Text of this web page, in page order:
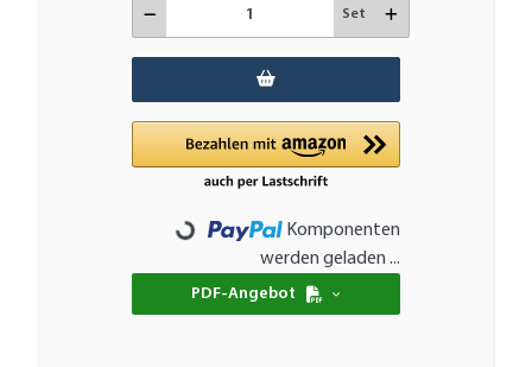
Set
Loading...
Komponenten
werden geladen ...
PDF-Angebot